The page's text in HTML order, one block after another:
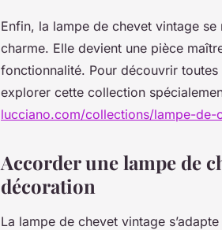
Enfin, la lampe de chevet vintage
charme. Elle devient une pièce
fonctionnalité. Pour découvrir
explorer cette collection
lucciano.com/collections/lampe-de-
Accorder une lampe de
décoration
La lampe de chevet vintage